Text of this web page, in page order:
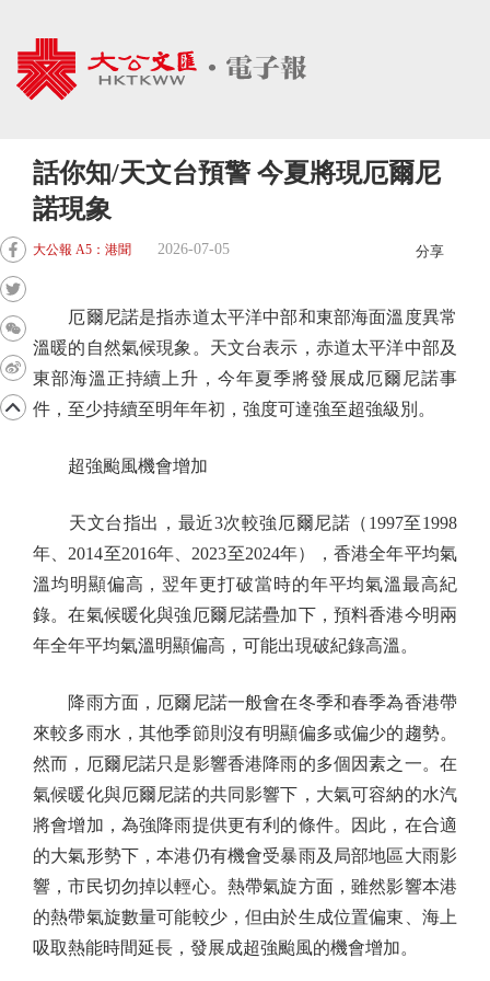
話你知/天文台預警 今夏將現厄爾尼
諾現象
大公報 A5：港聞 2026-07-05 分享
厄爾尼諾是指赤道太平洋中部和東部海面溫度異常
溫暖的自然氣候現象。天文台表示，赤道太平洋中部及
東部海溫正持續上升，今年夏季將發展成厄爾尼諾事
件，至少持續至明年年初，強度可達強至超強級別。
超強颱風機會增加
天文台指出，最近3次較強厄爾尼諾（1997至1998
年、2014至2016年、2023至2024年），香港全年平均氣
溫均明顯偏高，翌年更打破當時的年平均氣溫最高紀
錄。在氣候暖化與強厄爾尼諾疊加下，預料香港今明兩
年全年平均氣溫明顯偏高，可能出現破紀錄高溫。
降雨方面，厄爾尼諾一般會在冬季和春季為香港帶
來較多雨水，其他季節則沒有明顯偏多或偏少的趨勢。
然而，厄爾尼諾只是影響香港降雨的多個因素之一。在
氣候暖化與厄爾尼諾的共同影響下，大氣可容納的水汽
將會增加，為強降雨提供更有利的條件。因此，在合適
的大氣形勢下，本港仍有機會受暴雨及局部地區大雨影
響，市民切勿掉以輕心。熱帶氣旋方面，雖然影響本港
的熱帶氣旋數量可能較少，但由於生成位置偏東、海上
吸取熱能時間延長，發展成超強颱風的機會增加。